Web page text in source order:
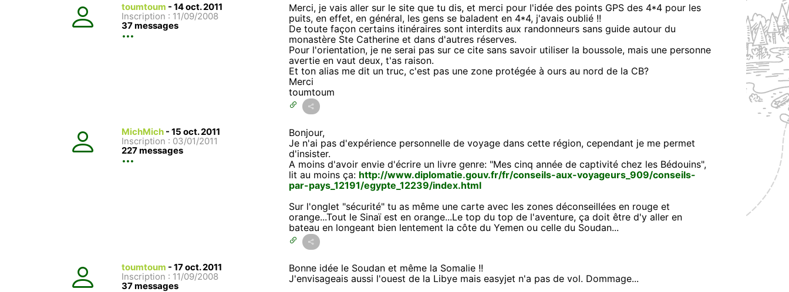
toumtoum - 14 oct. 2011
Inscription : 11/09/2008
37 messages
Merci, je vais aller sur le site que tu dis, et merci pour l'idée des points GPS des 4*4 pour les
puits, en effet, en général, les gens se baladent en 4*4, j'avais oublié !!
De toute façon certains itinéraires sont interdits aux randonneurs sans guide autour du
monastère Ste Catherine et dans d'autres réserves.
Pour l'orientation, je ne serai pas sur ce cite sans savoir utiliser la boussole, mais une personne
avertie en vaut deux, t'as raison.
Et ton alias me dit un truc, c'est pas une zone protégée à ours au nord de la CB?
Merci
toumtoum
MichMich - 15 oct. 2011
Inscription : 03/01/2011
227 messages
Bonjour,
Je n'ai pas d'expérience personnelle de voyage dans cette région, cependant je me permet
d'insister.
A moins d'avoir envie d'écrire un livre genre: "Mes cinq année de captivité chez les Bédouins",
lit au moins ça: http://www.diplomatie.gouv.fr/fr/conseils-aux-voyageurs_909/conseils-
par-pays_12191/egypte_12239/index.html
Sur l'onglet "sécurité" tu as même une carte avec les zones déconseillées en rouge et
orange...Tout le Sinaï est en orange...Le top du top de l'aventure, ça doit être d'y aller en
bateau en longeant bien lentement la côte du Yemen ou celle du Soudan...
toumtoum - 17 oct. 2011
Inscription : 11/09/2008
37 messages
Bonne idée le Soudan et même la Somalie !!
J'envisageais aussi l'ouest de la Libye mais easyjet n'a pas de vol. Dommage...